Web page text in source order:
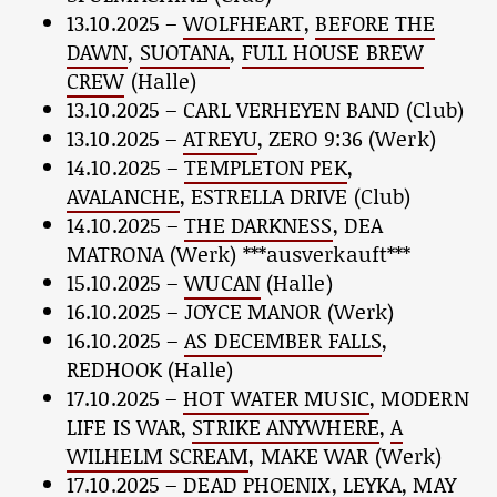
13.10.2025 –WOLFHEART,BEFORE THE
DAWN, SUOTANA, FULL HOUSE BREW
CREW (Halle)
13.10.2025 – CARL VERHEYEN BAND (Club)
13.10.2025 –ATREYU, ZERO 9:36 (Werk)
14.10.2025 –TEMPLETON PEK,
AVALANCHE, ESTRELLA DRIVE (Club)
14.10.2025 –THE DARKNESS, DEA
MATRONA (Werk) ***ausverkauft***
15.10.2025 –WUCAN(Halle)
16.10.2025 – JOYCE MANOR (Werk)
16.10.2025 –AS DECEMBER FALLS,
REDHOOK (Halle)
17.10.2025 –HOT WATER MUSIC, MODERN
LIFE IS WAR, STRIKE ANYWHERE,A
WILHELM SCREAM, MAKE WAR (Werk)
17.10.2025 –DEAD PHOENIX, LEYKA, MAY